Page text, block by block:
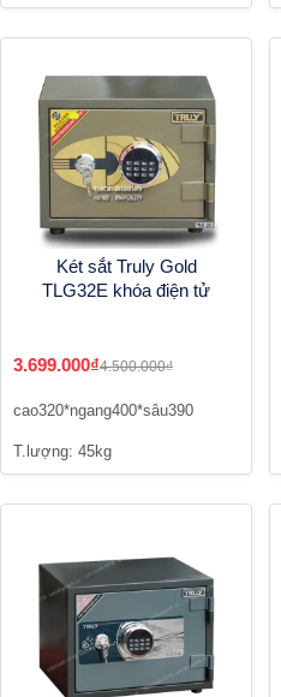
Két sắt Truly Gold
TLG32E khóa điện tử
3.699.000₫4.500.000₫
cao320*ngang400*sâu390
T.lượng: 45kg